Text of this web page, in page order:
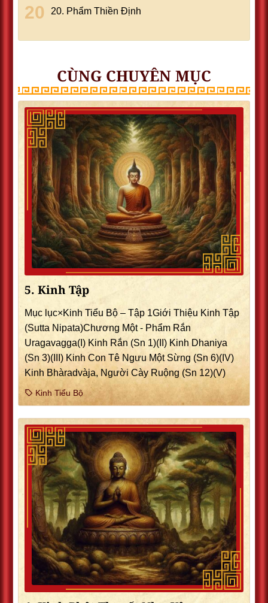
20. Phẩm Thiền Ðịnh
CÙNG CHUYÊN MỤC
5. Kinh Tập
Mục lục×Kinh Tiểu Bộ – Tập 1Giới Thiệu Kinh Tập
(Sutta Nipata)Chương Một - Phẩm Rắn
Uragavagga(I) Kinh Rắn (Sn 1)(II) Kinh Dhaniya
(Sn 3)(III) Kinh Con Tê Ngưu Một Sừng (Sn 6)(IV)
Kinh Bhàradvàja, Người Cày Ruộng (Sn 12)(V)
Kinh Tiểu Bộ